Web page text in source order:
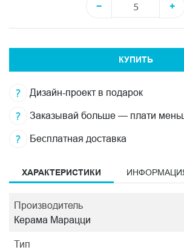
−
+
КУПИТЬ
Дизайн-проект в подарок
Заказывай больше — плати
Бесплатная доставка
ХАРАКТЕРИСТИКИ
Производитель
Керама Марацци
Тип